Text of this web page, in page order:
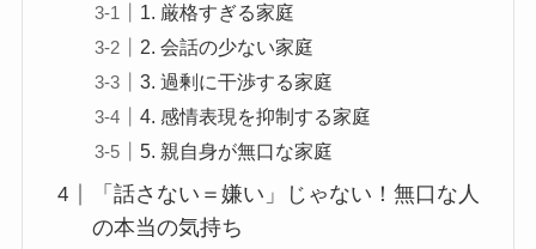
1. 厳格すぎる家庭
2. 会話の少ない家庭
3. 過剰に干渉する家庭
4. 感情表現を抑制する家庭
5. 親自身が無口な家庭
「話さない＝嫌い」じゃない！無口な人
の本当の気持ち